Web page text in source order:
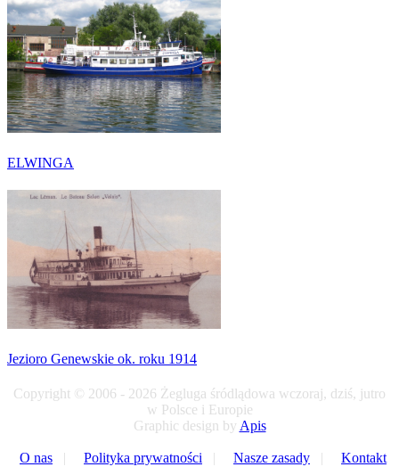
ELWINGA
Jezioro Genewskie ok. roku 1914
Copyright © 2006 - 2026 Żegluga śródlądowa wczoraj, dziś, jutro
w Polsce i Europie
Graphic design by Apis
O nas | Polityka prywatności | Nasze zasady | Kontakt